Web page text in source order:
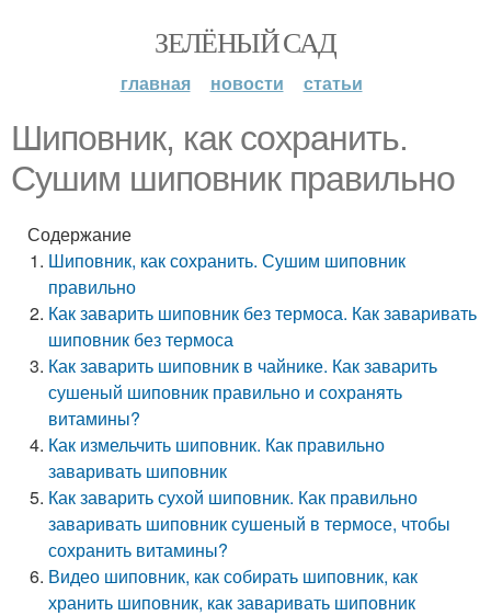
ЗЕЛЁНЫЙ САД
главная новости статьи
Шиповник, как сохранить.
Сушим шиповник правильно
Содержание
Шиповник, как сохранить. Сушим шиповник
правильно
Как заварить шиповник без термоса. Как заваривать
шиповник без термоса
Как заварить шиповник в чайнике. Как заварить
сушеный шиповник правильно и сохранять
витамины?
Как измельчить шиповник. Как правильно
заваривать шиповник
Как заварить сухой шиповник. Как правильно
заваривать шиповник сушеный в термосе, чтобы
сохранить витамины?
Видео шиповник, как собирать шиповник, как
хранить шиповник, как заваривать шиповник